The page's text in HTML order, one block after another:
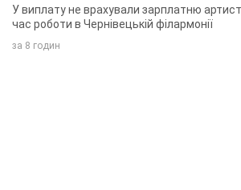
співачка
У виплату не врахували зарплатню
час роботи в Чернівецькій філармонії
за 8 годин